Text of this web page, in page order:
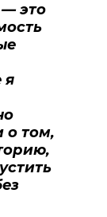
— это
я
о том,